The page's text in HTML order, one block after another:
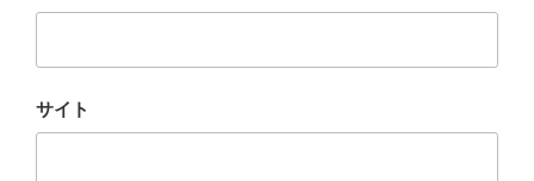
サイト